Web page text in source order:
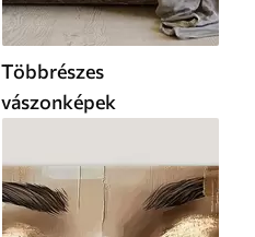
Többrészes
vászonképek